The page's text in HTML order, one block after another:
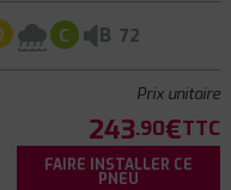
C B 72
Prix unitaire
243.90€TTC
FAIRE INSTALLER CE
PNEU